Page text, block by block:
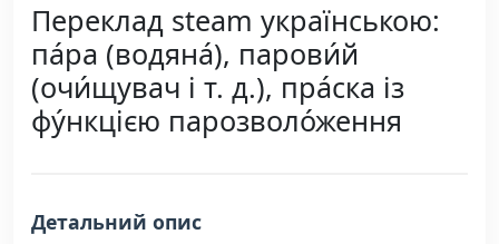
Переклад steam українською:
па́ра (водяна́), парови́й
(очи́щувач і т. д.), пра́ска із
фу́нкцією парозволо́ження
Детальний опис